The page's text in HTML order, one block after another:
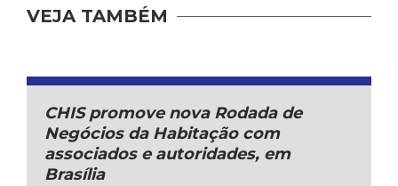
VEJA TAMBÉM
CHIS promove nova Rodada de
Negócios da Habitação com
associados e autoridades, em
Brasília